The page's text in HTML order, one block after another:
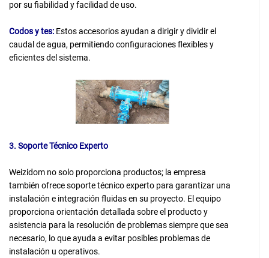
por su fiabilidad y facilidad de uso.
Codos y tes: Estos accesorios ayudan a dirigir y dividir el
caudal de agua, permitiendo configuraciones flexibles y
eficientes del sistema.
3. Soporte Técnico Experto
Weizidom no solo proporciona productos; la empresa
también ofrece soporte técnico experto para garantizar una
instalación e integración fluidas en su proyecto. El equipo
proporciona orientación detallada sobre el producto y
asistencia para la resolución de problemas siempre que sea
necesario, lo que ayuda a evitar posibles problemas de
instalación u operativos.